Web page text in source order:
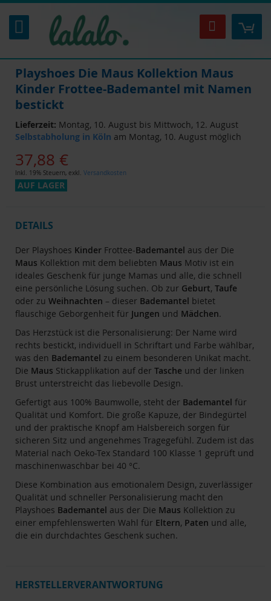
Inhalt
springen
Suche
Playshoes Die Maus Kollektion Maus
Kinder Frottee-Bademantel mit Namen
bestickt
Lieferzeit: Montag, 10. August bis Mittwoch, 12. August
Selbstabholung in Köln am Montag, 10. August möglich
37,88 €
Inkl. 19% Steuern, exkl. Versandkosten
AUF LAGER
DETAILS
Der Playshoes Kinder Frottee-Bademantel aus der Die
Maus Kollektion mit dem beliebten Maus Motiv ist ein
ideales Geschenk für junge Mamas und alle, die schnell
eine persönliche Lösung suchen. Ob zur Geburt, Taufe
oder zu Weihnachten – dieser Bademantel bietet
flauschige Geborgenheit für Jungen und Mädchen.
Das Herzstück ist die Personalisierung: Der Name wird
rechts bestickt, individuell in Schriftart und Farbe wählbar,
was den Bademantel zu einem besonderen Unikat macht.
Die Maus Stickapplikation auf der Tasche und der linken
Brust unterstreicht das liebevolle Design.
Gefertigt aus 100% Baumwolle, steht der Bademantel für
Qualität und Komfort. Die große Kapuze, der Bindegürtel
und der praktische Knopf am Halsbereich sorgen für
sicheren Sitz und angenehmes Tragegefühl. Zudem ist das
Material nach Oeko-Tex Standard 100 Klasse 1 geprüft und
maschinenwaschbar bei 40 °C.
Diese Kombination aus emotionalem Design, zuverlässiger
Qualität und schneller Personalisierung macht den
Playshoes Bademantel aus der Die Maus Kollektion zu
einer empfehlenswerten Wahl für Eltern, Paten und alle,
die ein durchdachtes Geschenk suchen.
HERSTELLERVERANTWORTUNG